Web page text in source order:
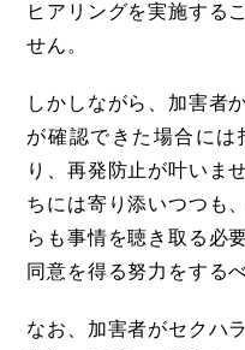
ヒアリングを実施する
せん。
しかしながら、加害者
が確認できた場合に
り、再発防止が叶いま
ちには寄り添いつつも
らも事情を聴き取る必
同意を得る努力をする
なお、加害者がセクハ